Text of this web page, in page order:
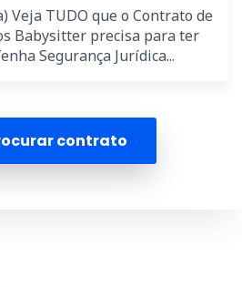
Veja TUDO que o Contrato de
Babysitter precisa para ter
Segurança Jurídica...
contrato